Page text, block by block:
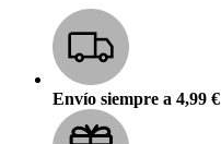
Envío siempre a 4,99 €